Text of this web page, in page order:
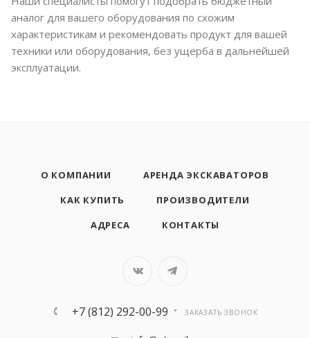
аналог для вашего оборудования по схожим
характеристикам и рекомендовать продукт для вашей
техники или оборудования, без ущерба в дальнейшей
эксплуатации.
О КОМПАНИИ
АРЕНДА ЭКСКАВАТОРОВ
КАК КУПИТЬ
ПРОИЗВОДИТЕЛИ
АДРЕСА
КОНТАКТЫ
+7 (812) 292-00-99 ЗАКАЗАТЬ ЗВОНОК